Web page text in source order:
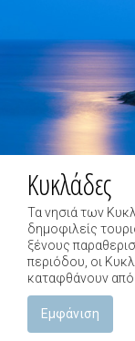
Κυκλάδες
Τα νησιά των
δημοφιλείς
ξένους
περιόδου, οι
καταφθάνουν από
Εμφάνιση